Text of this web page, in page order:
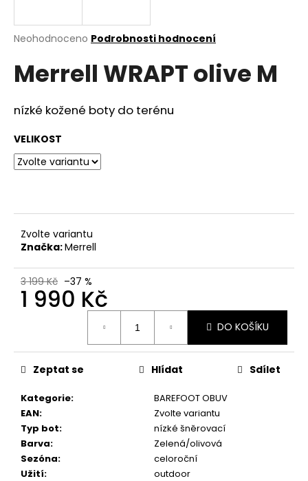
Průměrné
produktu
je
5
Neohodnoceno Podrobnosti hodnocení
Merrell WRAPT olive M
nízké kožené boty do terénu
VELIKOST
Zvolte variantu
Značka:Merrell
3 199 Kč –37 %
1 990 Kč
DO KOŠÍKU
Kategorie:
BAREFOOT OBUV
EAN:
Zvolte variantu
Typ bot:
nízké šněrovací
Barva:
Zelená/olivová
Sezóna:
celoroční
Užití:
outdoor
Zeptat se Hlídat Sdílet
j
t
?
D
o
p
o
u
e
m
DÁRKOVÝ
POUKAZ
Kč